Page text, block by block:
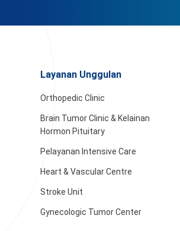
Layanan Unggulan
Orthopedic Clinic
Brain Tumor Clinic & Kelainan
Hormon Pituitary
Pelayanan Intensive Care
Heart & Vascular Centre
Stroke Unit
Gynecologic Tumor Center